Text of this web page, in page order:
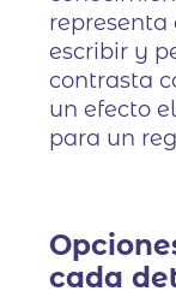
representa
escribir y
contrasta
un efecto
para un
cada